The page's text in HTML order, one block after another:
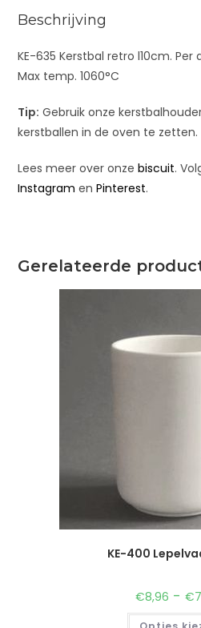
:Beschrijving
KE-635 Kerstbal retro l10cm. Per
Max temp. 1060°C
Tip: Gebruik onze
kerstballen in de oven te zetten.
Lees meer over onzebiscuit.
Instagram enPinterest.
Gerelateerde
KE-400
€8,96 - €